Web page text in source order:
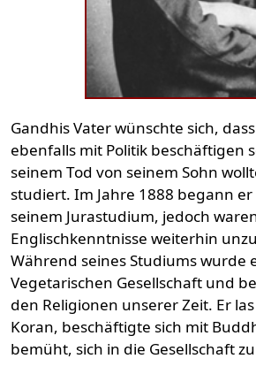
Gandhis Vater wünschte sich,
ebenfalls mit Politik beschäftigen
seinem Tod von seinem Sohn
studiert. Im Jahre 1888 begann
seinem Jurastudium, jedoch
Englischkenntnisse weiterhin
Während seines Studiums wurde
Vegetarischen Gesellschaft und
den Religionen unserer Zeit. Er
Koran, beschäftigte sich mit
bemüht, sich in die Gesellschaft